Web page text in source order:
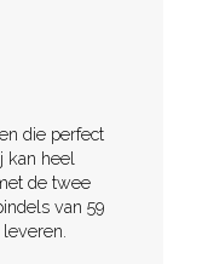
die perfect
kan heel
de twee
van 59